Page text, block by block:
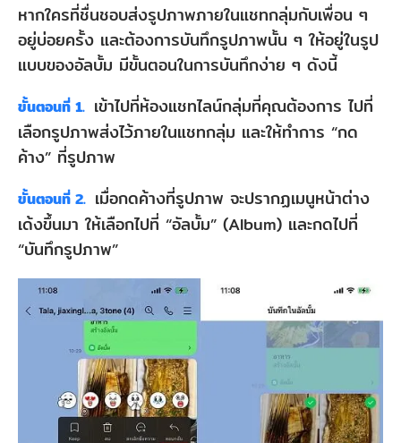
หากใครที่ชื่นชอบส่งรูปภาพภายในแชทกลุ่มกับเพื่อน ๆ
อยู่บ่อยครั้ง และต้องการบันทึกรูปภาพนั้น ๆ ให้อยู่ในรูป
แบบของอัลบั้ม มีขั้นตอนในการบันทึกง่าย ๆ ดังนี้
ขั้นตอนที่ 1. เข้าไปที่ห้องแชทไลน์กลุ่มที่คุณต้องการ ไปที่
เลือกรูปภาพส่งไว้ภายในแชทกลุ่ม และให้ทำการ “กด
ค้าง” ที่รูปภาพ
ขั้นตอนที่ 2. เมื่อกดค้างที่รูปภาพ จะปรากฏเมนูหน้าต่าง
เด้งขึ้นมา ให้เลือกไปที่ “อัลบั้ม” (Album) และกดไปที่
“บันทึกรูปภาพ”